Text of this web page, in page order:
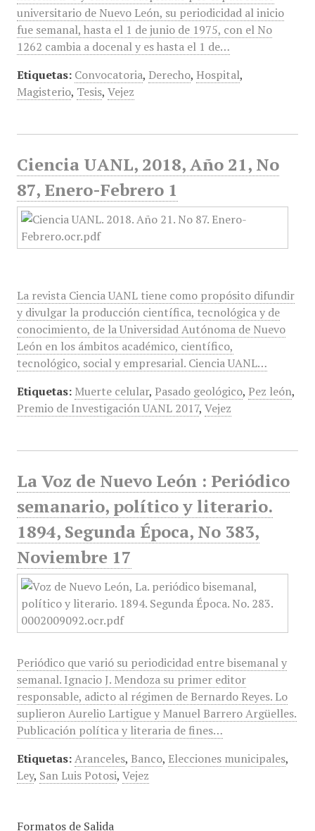
universitario de Nuevo León, su periodicidad al inicio
fue semanal, hasta el 1 de junio de 1975, con el No
1262 cambia a docenal y es hasta el 1 de…
Etiquetas: Convocatoria, Derecho, Hospital,
Magisterio, Tesis, Vejez
Ciencia UANL, 2018, Año 21, No
87, Enero-Febrero 1
La revista Ciencia UANL tiene como propósito difundir
y divulgar la producción científica, tecnológica y de
conocimiento, de la Universidad Autónoma de Nuevo
León en los ámbitos académico, científico,
tecnológico, social y empresarial. Ciencia UANL…
Etiquetas: Muerte celular, Pasado geológico, Pez león,
Premio de Investigación UANL 2017, Vejez
La Voz de Nuevo León : Periódico
semanario, político y literario.
1894, Segunda Época, No 383,
Noviembre 17
Periódico que varió su periodicidad entre bisemanal y
semanal. Ignacio J. Mendoza su primer editor
responsable, adicto al régimen de Bernardo Reyes. Lo
suplieron Aurelio Lartigue y Manuel Barrero Argüelles.
Publicación política y literaria de fines…
Etiquetas: Aranceles, Banco, Elecciones municipales,
Ley, San Luis Potosi, Vejez
Formatos de Salida